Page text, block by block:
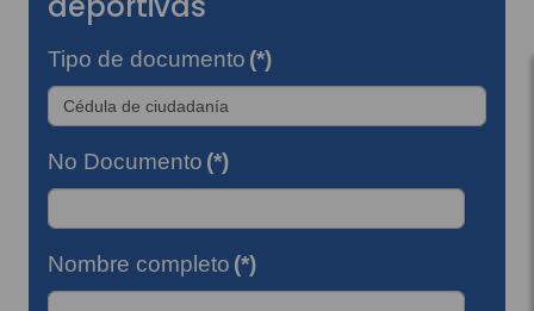
Tipo de documento (*)
No Documento (*)
Nombre completo (*)